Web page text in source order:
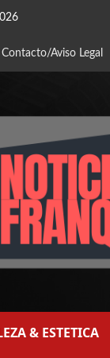
Contacto/Aviso Legal
& ESTETICA